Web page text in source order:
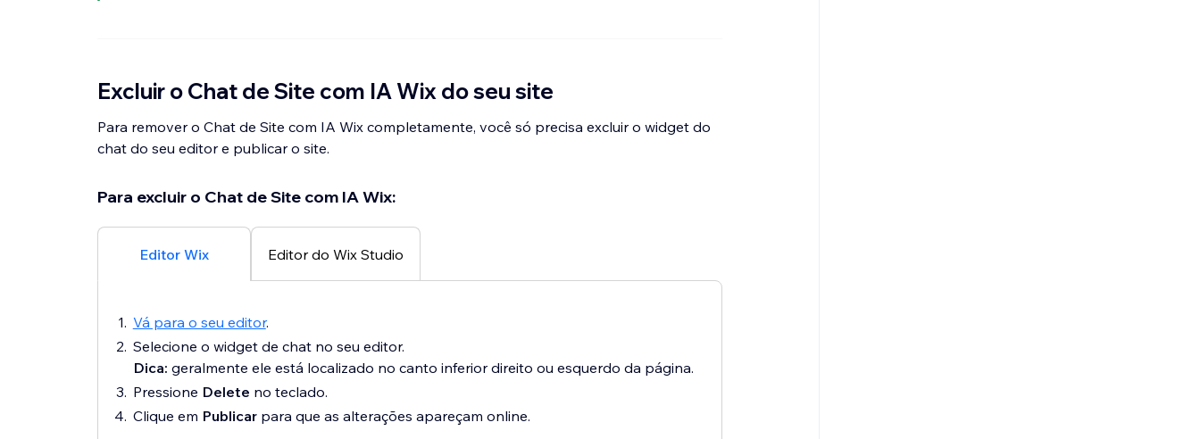
Excluir o Chat de Site com IA Wix do seu site
Para remover o Chat de Site com IA Wix completamente, você só precisa excluir o widget do
chat do seu editor e publicar o site.
Para excluir o Chat de Site com IA Wix:
Editor Wix Editor do Wix Studio
Vá para o seu editor.
Selecione o widget de chat no seu editor.
Dica: geralmente ele está localizado no canto inferior direito ou esquerdo da página.
Pressione Delete no teclado.
Clique em Publicarpara que as alterações apareçam online.